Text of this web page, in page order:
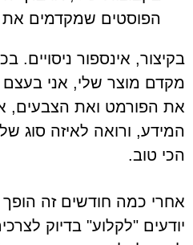
הפוסטים שמקדמים את
בקיצור, אינספור ניסויים.
מקדם מוצר שלי, אני בעצם
את הפורמט ואת הצבעים,
המידע, ורואה לאיזה סוג
הכי טוב.
אחרי כמה חודשים זה
יודעים "לקלוע" בדיוק